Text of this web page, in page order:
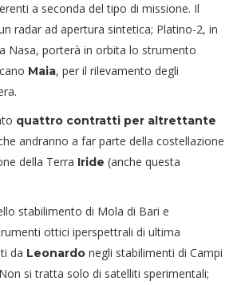
a seconda del tipo di missione. Il
radar ad apertura sintetica; Platino-2, in
Nasa, porterà in orbita lo strumento
Maia, per il rilevamento degli
quattro contratti per altrettante
andranno a far parte della costellazione
della Terra Iride (anche questa
stabilimento di Mola di Bari e
ottici iperspettrali di ultima
da Leonardo negli stabilimenti di Campi
si tratta solo di satelliti sperimentali;